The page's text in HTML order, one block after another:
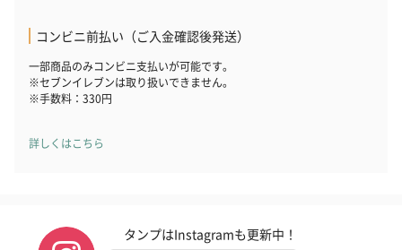
コンビニ前払い（ご入金確認後発送）
一部商品のみコンビニ支払いが可能です。
※セブンイレブンは取り扱いできません。
※手数料：330円
詳しくはこちら
タンプはInstagramも更新中！